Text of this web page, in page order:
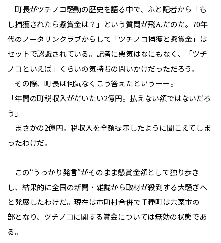
町長がツチノコ騒動の歴史を語る中で、ふと記者から「も
し捕獲されたら懸賞金は？」という質問が飛んだのだ。70年
代のノータリンクラブからして「ツチノコ捕獲と懸賞金」は
セットで認識されている。記者に悪気はなにもなく、「ツチ
ノコといえば」くらいの気持ちの問いかけだっただろう。
その際、町長は何気なくこう答えたというーー。
「年間の町税収入がだいたい2億円。払えない額ではないだろ
う」
まさかの2億円。税収入を全額提示したように聞こえてしま
ったわけだ。
この“うっかり発言”がそのまま懸賞金額として独り歩き
し、結果的に全国の新聞・雑誌から取材が殺到する大騒ぎへ
と発展したわけだ。現在は市町村合併で千種町は宍粟市の一
部となり、ツチノコに関する賞金については無効の状態であ
る。